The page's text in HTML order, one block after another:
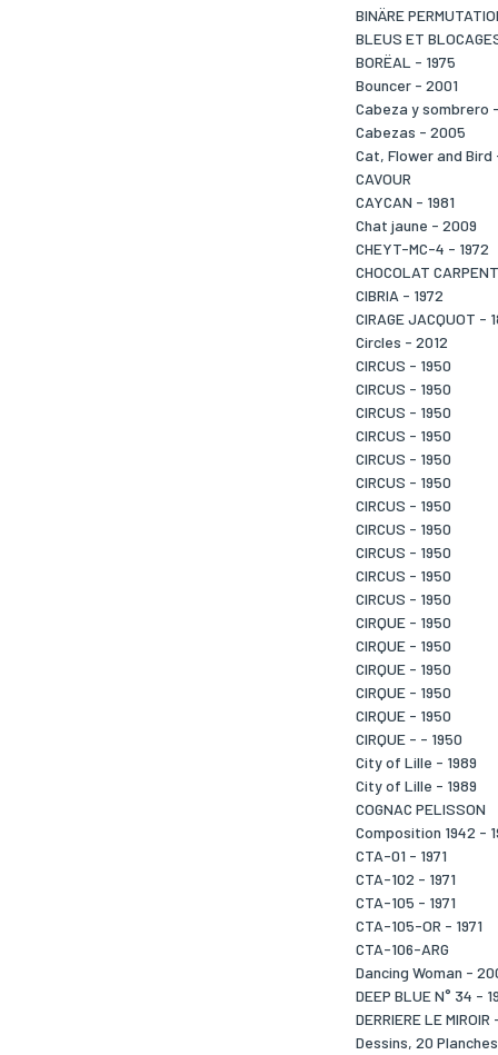
BINÄRE
BLEUS ET
BORËAL - 1975
Bouncer - 2001
Cabeza y sombrero
Cabezas - 2005
Cat, Flower and
CAVOUR
CAYCAN - 1981
Chat jaune - 2009
CHEYT-MC-4 - 1972
CHOCOLAT
CIBRIA - 1972
CIRAGE JACQUOT -
Circles - 2012
CIRCUS - 1950
CIRCUS - 1950
CIRCUS - 1950
CIRCUS - 1950
CIRCUS - 1950
CIRCUS - 1950
CIRCUS - 1950
CIRCUS - 1950
CIRCUS - 1950
CIRCUS - 1950
CIRCUS - 1950
CIRQUE - 1950
CIRQUE - 1950
CIRQUE - 1950
CIRQUE - 1950
CIRQUE - 1950
CIRQUE - - 1950
City of Lille - 1989
City of Lille - 1989
COGNAC PELISSON
Composition 1942 -
CTA-01 - 1971
CTA-102 - 1971
CTA-105 - 1971
CTA-105-OR - 1971
CTA-106-ARG
Dancing Woman -
DEEP BLUE N° 34 -
DERRIERE LE MIROIR
Dessins, 20